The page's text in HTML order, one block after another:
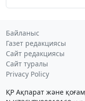
Байланыс
Газет редакциясы
Сайт редакциясы
Сайт туралы
Privacy Policy
ҚР Ақпарат және